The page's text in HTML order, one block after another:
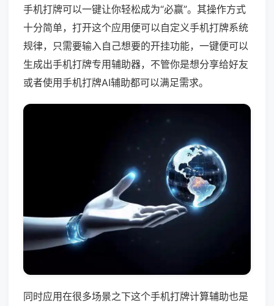
手机打牌可以一键让你轻松成为“必赢”。其操作方式
十分简单，打开这个应用便可以自定义手机打牌系统
规律，只需要输入自己想要的开挂功能，一键便可以
生成出手机打牌专用辅助器，不管你是想分享给好友
或者使用手机打牌AI辅助都可以满足需求。
同时应用在很多场景之下这个手机打牌计算辅助也是